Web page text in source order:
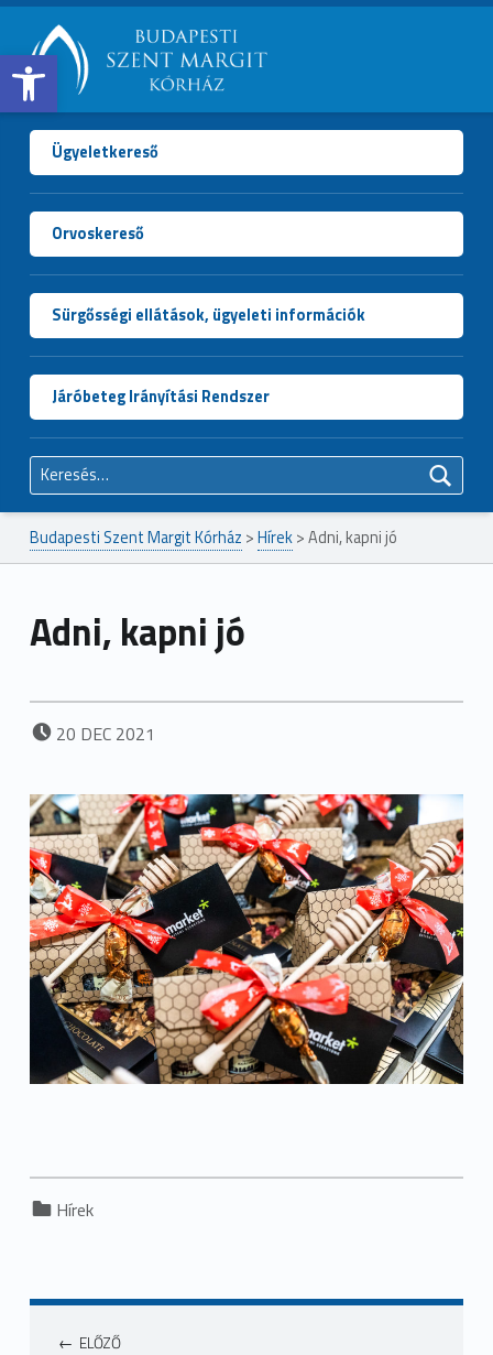
Open toolbar
BUDAPESTI
SZENT
MARGIT
KÓRHÁZ
Ügyeletkereső
Orvoskereső
Sürgősségi ellátások, ügyeleti információk
Járóbeteg Irányítási Rendszer
Keresés:
Budapesti Szent Margit Kórház >Hírek>Adni, kapni jó
Adni, kapni jó
POSTED ON:
20 DEC 2021
Categorized in:
Hírek
ELŐZŐ